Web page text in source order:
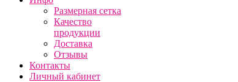
Размерная сетка
Качество
продукции
Доставка
Отзывы
Контакты
Личный кабинет